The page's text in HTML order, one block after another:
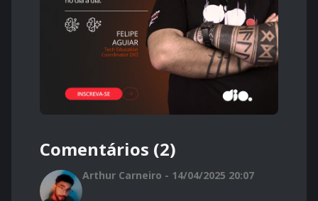
Comentários (2)
Arthur Carneiro - 14/04/2025 20:07